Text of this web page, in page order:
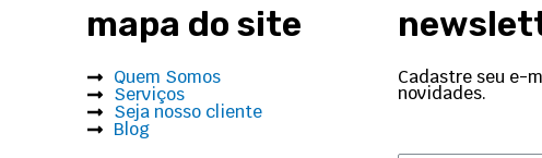
mapa do site
Quem Somos
Serviços
Seja nosso cliente
Blog
Cadastre seu e-
novidades.